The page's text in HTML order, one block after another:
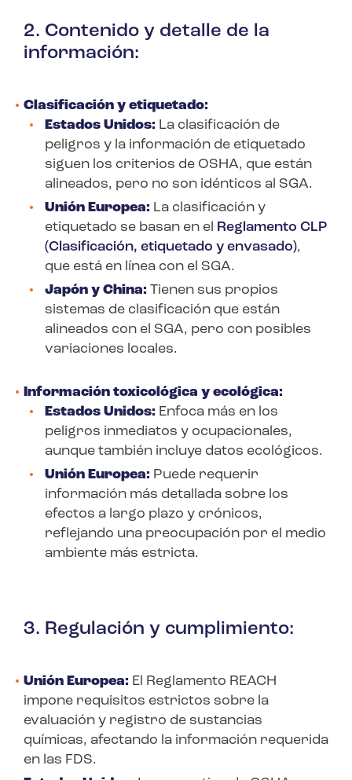
2. Contenido y detalle de la
información:
Clasificación y etiquetado:
Estados Unidos: La clasificación de
peligros y la información de etiquetado
siguen los criterios de OSHA, que están
alineados, pero no son idénticos al SGA.
Unión Europea: La clasificación y
etiquetado se basan en el Reglamento CLP
(Clasificación, etiquetado y envasado),
que está en línea con el SGA.
Japón y China: Tienen sus propios
sistemas de clasificación que están
alineados con el SGA, pero con posibles
variaciones locales.
Información toxicológica y ecológica:
Estados Unidos: Enfoca más en los
peligros inmediatos y ocupacionales,
aunque también incluye datos ecológicos.
Unión Europea: Puede requerir
información más detallada sobre los
efectos a largo plazo y crónicos,
reflejando una preocupación por el medio
ambiente más estricta.
3. Regulación y cumplimiento:
Unión Europea: El Reglamento REACH
impone requisitos estrictos sobre la
evaluación y registro de sustancias
químicas, afectando la información requerida
en las FDS.